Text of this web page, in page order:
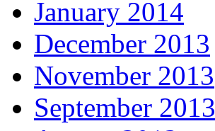
January 2014
December 2013
November 2013
September 2013